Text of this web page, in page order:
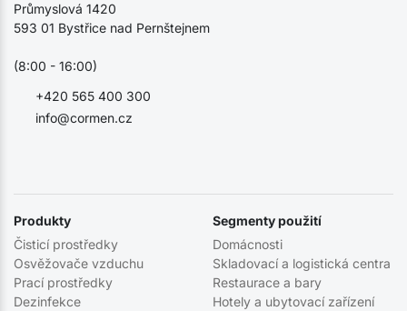
info@cormen.cz
+420 565 400 300
Průmyslová 1420
593 01 Bystřice nad Pernštejnem
(8:00 - 16:00)
Produkty
Čisticí prostředky
Osvěžovače vzduchu
Prací prostředky
Dezinfekce
Segmenty použití
Domácnosti
Skladovací a logistická centra
Restaurace a bary
Hotely a ubytovací zařízení